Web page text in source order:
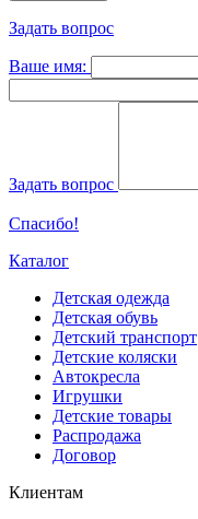
Задать вопрос
Ваше имя:
Задать вопрос
Спасибо!
Каталог
Детская одежда
Детская обувь
Детский транспорт
Детские коляски
Автокресла
Игрушки
Детские товары
Распродажа
Договор
Клиентам